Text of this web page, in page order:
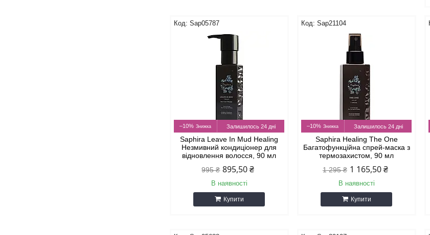
Sap05787
–10% Залишилось 24 дні
Saphira Leave In Mud Healing
Незмивний кондиціонер для
відновлення волосся, 90 мл
995 ₴ 895,50 ₴
В наявності
Купити
Sap21104
–10% Залишилось 24 дні
Saphira Healing The One
Багатофункційна спрей-маска з
термозахистом, 90 мл
1 295 ₴ 1 165,50 ₴
В наявності
Купити